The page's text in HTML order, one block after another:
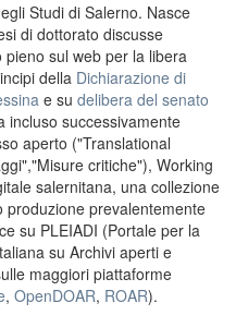
Studi di Salerno. Nasce
di dottorato discusse
pieno sul web per la libera
della Dichiarazione di
e su delibera del senato
incluso successivamente
aperto ("Translational
critiche"), Working
salernitana, una collezione
prevalentemente
su PLEIADI (Portale per la
su Archivi aperti e
maggiori piattaforme
, OpenDOAR, ROAR).